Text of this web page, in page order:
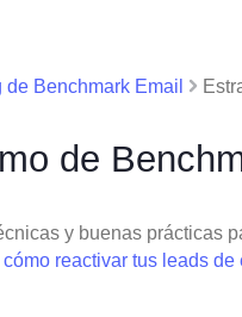
de Benchmark Email
de
y buenas prácticas